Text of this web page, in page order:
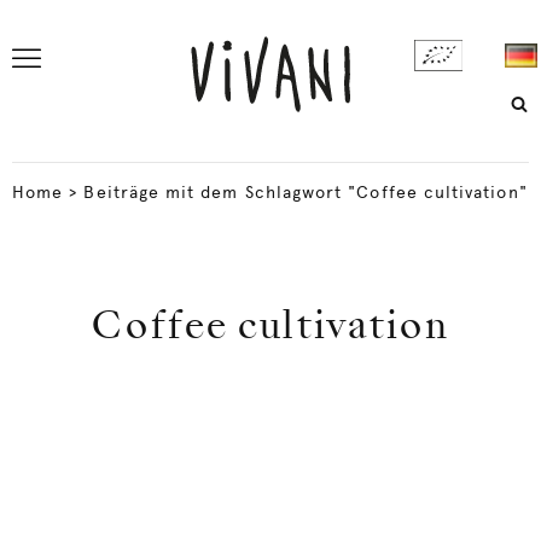
Home > Beiträge mit dem Schlagwort "Coffee cultivation"
Coffee cultivation